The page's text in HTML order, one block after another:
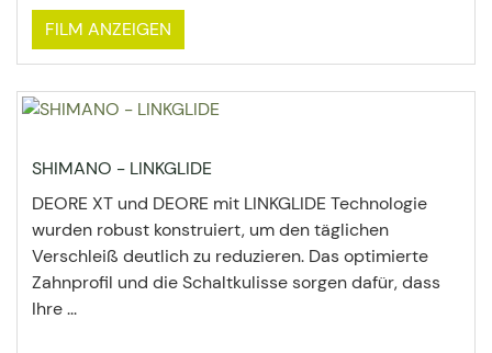
FILM ANZEIGEN
SHIMANO - LINKGLIDE
DEORE XT und DEORE mit LINKGLIDE Technologie
wurden robust konstruiert, um den täglichen
Verschleiß deutlich zu reduzieren. Das optimierte
Zahnprofil und die Schaltkulisse sorgen dafür, dass
Ihre ...